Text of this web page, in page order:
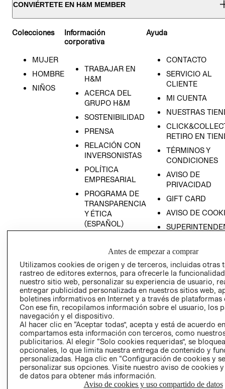
CONVIÉRTETE EN H&M MEMBER
Colecciones
MUJER
HOMBRE
NIÑOS
Información
corporativa
TRABAJAR EN
H&M
ACERCA DEL
GRUPO H&M
SOSTENIBILIDAD
PRENSA
RELACIÓN CON
INVERSONISTAS
POLÍTICA
EMPRESARIAL
PROGRAMA DE
TRANSPARENCIA
Y ÉTICA
(ESPAÑOL)
TRANSPARENCIA
Ayuda
CONTACTO
SERVICIO AL
CLIENTE
MI CUENTA
NUESTRAS
RETIRO EN
TÉRMINOS Y
CONDICIONES
AVISO DE
PRIVACIDAD
GIFT CARD
AVISO DE
PETICIONES
QUEJAS Y
RECLAMOS
Colombia ($)
CAMBIAR REGIÓN
Antes de empezar a comprar
Utilizamos cookies de origen y de terceros, incluidas otras
rastreo de editores externos, para ofrecerle la
nuestro sitio web, personalizar su experiencia de usuario,
entregar publicidad personalizada en nuestros sitios web,
boletines informativos en Internet y a través de plataformas
Con ese fin, recopilamos información sobre el usuario, los
navegación y el dispositivo.
Al hacer clic en “Aceptar todas”, acepta y está de acuerdo
compartamos esta información con terceros, como
publicitarios. Al elegir “Solo cookies requeridas”, se
opcionales, lo que limita nuestra entrega de contenido y
personalizadas. Haga clic en “Configuración de cookies y
personalizar sus opciones. Visite nuestro aviso de cookies
de datos para obtener más información.
Aviso de cookies y uso compartido de datos